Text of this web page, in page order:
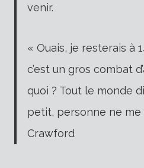
venir.
« Ouais, je resterais à
c’est un gros combat
quoi ? Tout le monde
petit, personne ne
Crawford